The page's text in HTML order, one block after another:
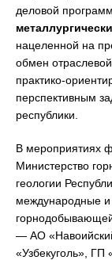
деловой
нацеленной на
обмен отраслевой
практико-
перспективным
республики.
В мероприятиях
Министерство
геологии
международные
— АО
«Узбекуголь»,